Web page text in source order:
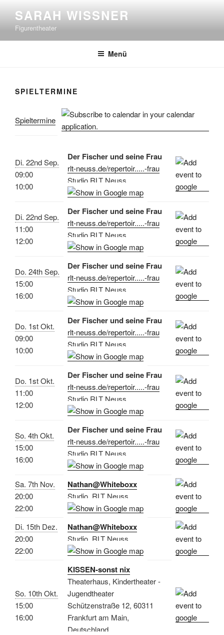
Inhalt
springen
SARAH WISSNER
Figurentheater
Menü
SPIELTERMINE
Spieltermine
Di. 22nd Sep.
09:00
10:00
Der Fischer und seine Frau
rlt-neuss.de/repertoir.....-frau
Studio RLT Neuss
Di. 22nd Sep.
11:00
12:00
Der Fischer und seine Frau
rlt-neuss.de/repertoir.....-frau
Studio RLT Neuss
Do. 24th Sep.
15:00
16:00
Der Fischer und seine Frau
rlt-neuss.de/repertoir.....-frau
Studio RLT Neuss
Do. 1st Okt.
09:00
10:00
Der Fischer und seine Frau
rlt-neuss.de/repertoir.....-frau
Studio RLT Neuss
Do. 1st Okt.
11:00
12:00
Der Fischer und seine Frau
rlt-neuss.de/repertoir.....-frau
Studio RLT Neuss
So. 4th Okt.
15:00
16:00
Der Fischer und seine Frau
rlt-neuss.de/repertoir.....-frau
Studio RLT Neuss
Sa. 7th Nov.
20:00
22:00
Nathan@Whiteboxx
Studio, RLT Neuss
Di. 15th Dez.
20:00
22:00
Nathan@Whiteboxx
Studio, RLT Neuss
So. 10th Okt.
15:00
16:00
KISSEN-sonst nix
Theaterhaus, Kindertheater -
Jugendtheater
Schützenstraße 12, 60311
Frankfurt am Main,
Deutschland